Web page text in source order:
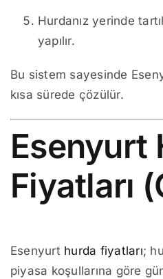
Hurdanız yerinde
yapılır.
Bu sistem sayesinde
kısa sürede çözülür.
Esenyurt
Fiyatları
Esenyurt hurda fiyatları;
piyasa koşullarına göre